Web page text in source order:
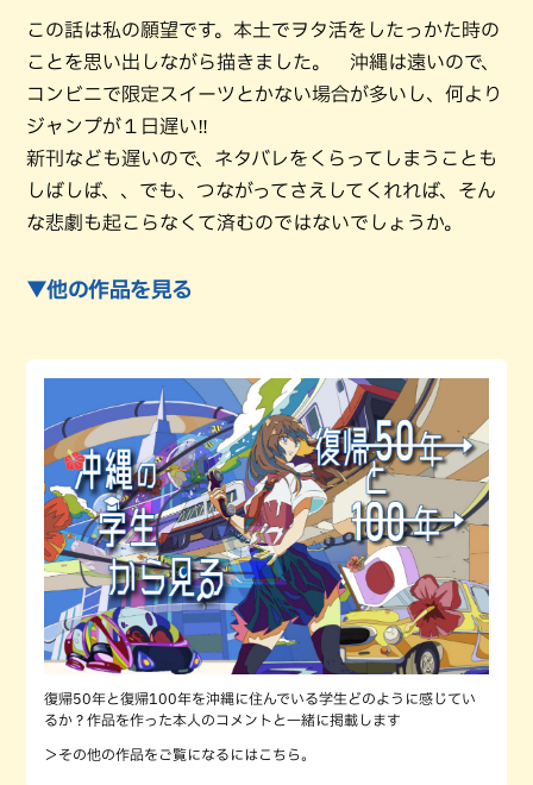
この話は私の願望です。本土でヲタ活をしたっかた時の
ことを思い出しながら描きました。 沖縄は遠いので、
コンビニで限定スイーツとかない場合が多いし、何より
ジャンプが１日遅い‼
新刊なども遅いので、ネタバレをくらってしまうことも
しばしば、、でも、つながってさえしてくれれば、そん
な悲劇も起こらなくて済むのではないでしょうか。
▼他の作品を見る
復帰50年と復帰100年を沖縄に住んでいる学生どのように感じてい
るか？作品を作った本人のコメントと一緒に掲載します
＞その他の作品をご覧になるにはこちら。